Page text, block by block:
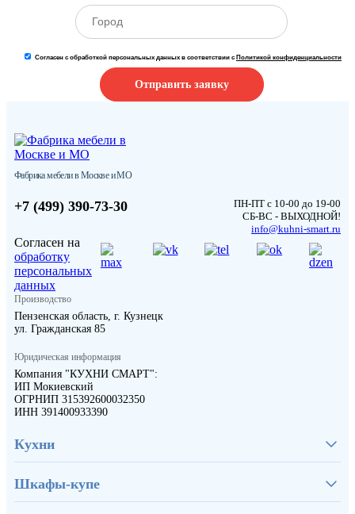
Согласен с обработкой персональных данных в соответствии с Политикой конфиденциальности
Отправить заявку
Фабрика мебели в Москве и МО
+7 (499) 390-73-30
ПН-ПТ с 10-00 до 19-00
СБ-ВС - ВЫХОДНОЙ!
info@kuhni-smart.ru
Согласен на
обработку
персональных
данных
Производство
Пензенская область, г. Кузнецк
ул. Гражданская 85
Юридическая информация
Компания "КУХНИ СМАРТ":
ИП Мокиевский
ОГРНИП 315392600032350
ИНН 391400933390
Кухни
Шкафы-купе